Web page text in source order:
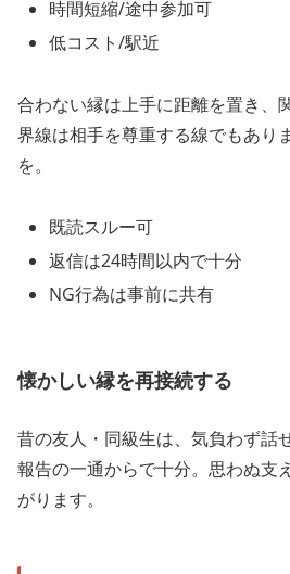
時間短縮/途中参加可
低コスト/駅近
合わない縁は上手に距離を置き、
界線は相手を尊重する線でもあり
を。
既読スルー可
返信は24時間以内で十分
NG行為は事前に共有
懐かしい縁を再接続する
昔の友人・同級生は、気負わず話
報告の一通からで十分。思わぬ支
がります。